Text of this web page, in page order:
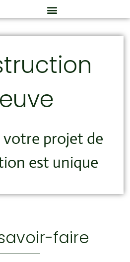
votre projet de
est unique
faire